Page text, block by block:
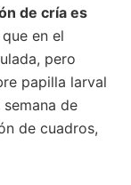
de cría es
en el
pero
papilla larval
de
de cuadros,